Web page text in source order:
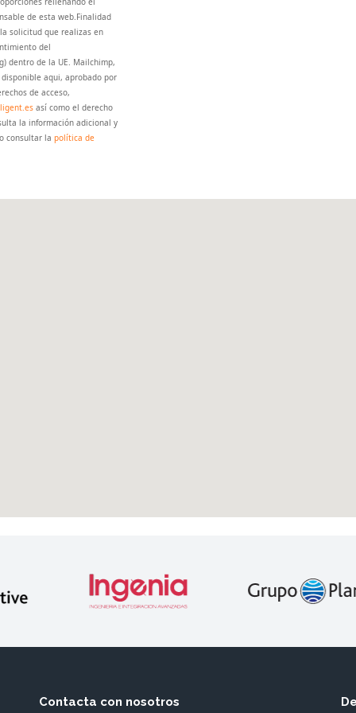
de esta web.Finalidad
solicitud que realizas en
del
dentro de la UE. Mailchimp,
disponible aqui, aprobado por
de acceso,
así como el derecho
la información adicional y
consultar la política de
Contacta con nosotros